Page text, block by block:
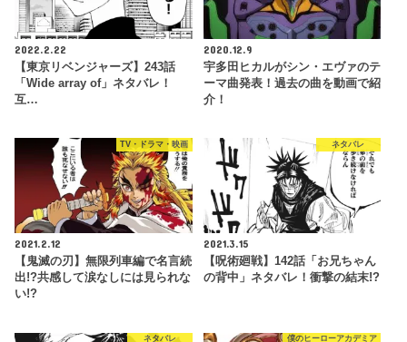
2022.2.22
【東京リベンジャーズ】243話
「Wide array of」ネタバレ！
互…
2020.12.9
宇多田ヒカルがシン・エヴァのテ
ーマ曲発表！過去の曲を動画で紹
介！
TV・ドラマ・映画
2021.2.12
【鬼滅の刃】無限列車編で名言続
出!?共感して涙なしには見られな
い!?
ネタバレ
2021.3.15
【呪術廻戦】142話「お兄ちゃん
の背中」ネタバレ！衝撃の結末!?
ネタバレ 僕のヒーローアカデミア